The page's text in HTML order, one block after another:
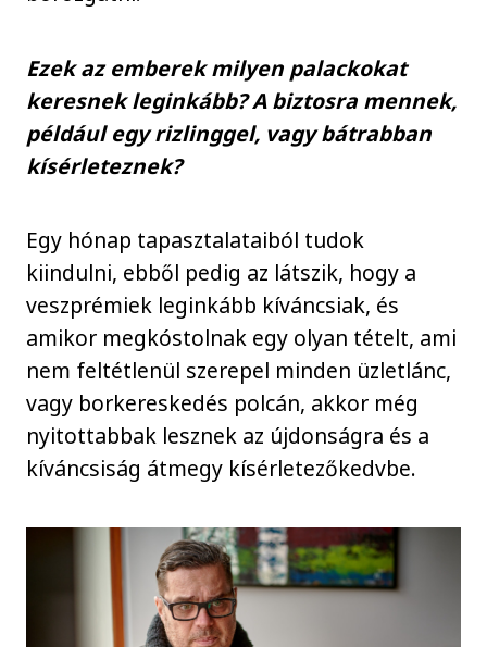
Ezek az emberek milyen palackokat
keresnek leginkább? A biztosra mennek,
például egy rizlinggel, vagy bátrabban
kísérleteznek?
Egy hónap tapasztalataiból tudok
kiindulni, ebből pedig az látszik, hogy a
veszprémiek leginkább kíváncsiak, és
amikor megkóstolnak egy olyan tételt, ami
nem feltétlenül szerepel minden üzletlánc,
vagy borkereskedés polcán, akkor még
nyitottabbak lesznek az újdonságra és a
kíváncsiság átmegy kísérletezőkedvbe.